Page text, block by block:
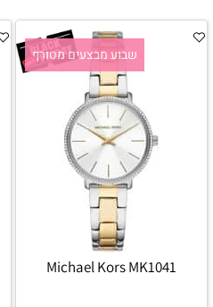
שבוע מבצעים מטורף
Michael Kors MK1041